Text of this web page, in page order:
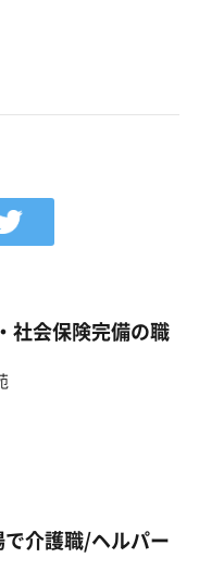
社会保険完備の職
介護職/ヘルパー